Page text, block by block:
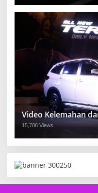
Video Kelemahan
15,788 Views